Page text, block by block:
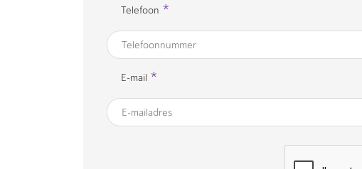
Telefoon *
E-mail *